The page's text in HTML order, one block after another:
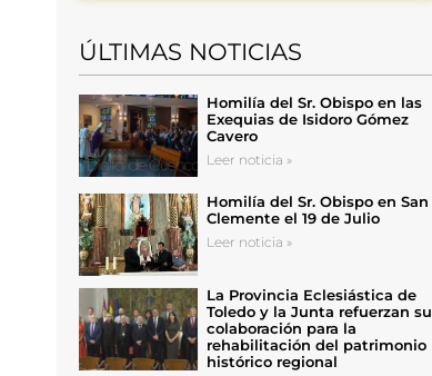
ÚLTIMAS NOTICIAS
Homilía del Sr. Obispo en las
Exequias de Isidoro Gómez
Cavero
Leer noticia »
Homilía del Sr. Obispo en San
Clemente el 19 de Julio
Leer noticia »
La Provincia Eclesiástica de
Toledo y la Junta refuerzan su
colaboración para la
rehabilitación del patrimonio
histórico regional